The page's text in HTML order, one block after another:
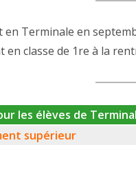
en Terminale en
classe de 1re à la
les élèves de
supérieur